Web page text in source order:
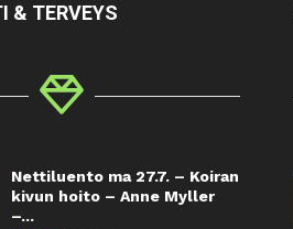
& TERVEYS
Nettiluento ma 27.7. – Koiran
kivun hoito – Anne Myller
–...